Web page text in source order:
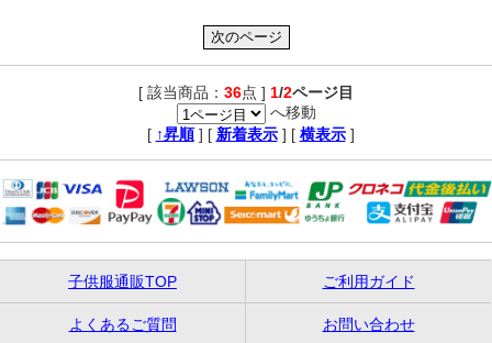
[ 該当商品： 36点 ] 1/2ページ目
へ移動
[ ↑昇順 ] [ 新着表示 ] [ 横表示 ]
子供服通販TOP ご利用ガイド
よくあるご質問 お問い合わせ